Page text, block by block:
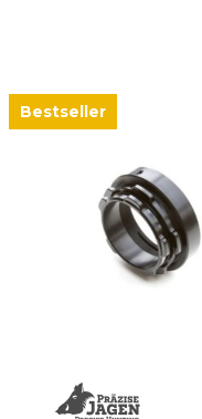
Bestseller